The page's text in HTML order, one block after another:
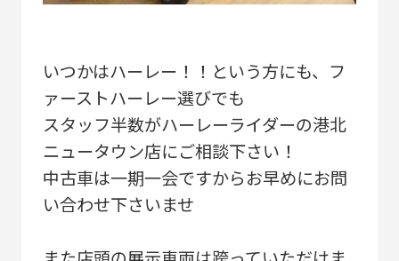
いつかはハーレー！！という方にも、フ
ァーストハーレー選びでも
スタッフ半数がハーレーライダーの港北
ニュータウン店にご相談下さい！
中古車は一期一会ですからお早めにお問
い合わせ下さいませ